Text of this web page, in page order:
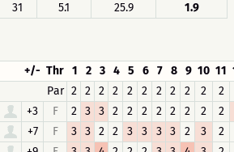
31 5.1 25.9 1.9
+/- Thr 1 2 3 4 5 6 7 8 9 10 11
Par 2 2 2 2 2 2 2 2 2 2
2
+3 F 2 3 3 2 2 2 2 2 2 2
2
+7 F 3 3 2 2 3 3 3 3 2 3
2